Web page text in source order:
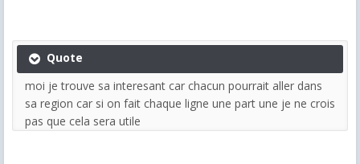
Quote
moi je trouve sa interesant car chacun pourrait aller dans
sa region car si on fait chaque ligne une part une je ne crois
pas que cela sera utile